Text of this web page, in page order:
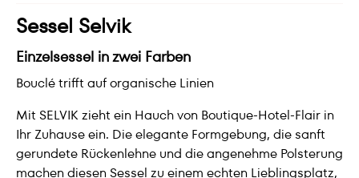
Sessel Selvik
Einzelsessel in zwei Farben
Bouclé trifft auf organische Linien
Mit SELVIK zieht ein Hauch von Boutique-Hotel-Flair in
Ihr Zuhause ein. Die elegante Formgebung, die sanft
gerundete Rückenlehne und die angenehme Polsterung
machen diesen Sessel zu einem echten Lieblingsplatz,